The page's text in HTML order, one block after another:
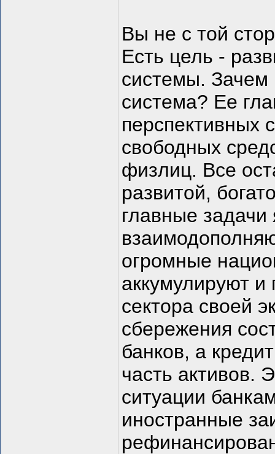
Вы не с той
Есть цель -
системы. Зачем
система? Ее
перспективных
свободных
физлиц. Все
развитой,
главные
огромные
аккумулируют
сектора своей
сбережения
банков, а
часть активов.
ситуации
иностранные